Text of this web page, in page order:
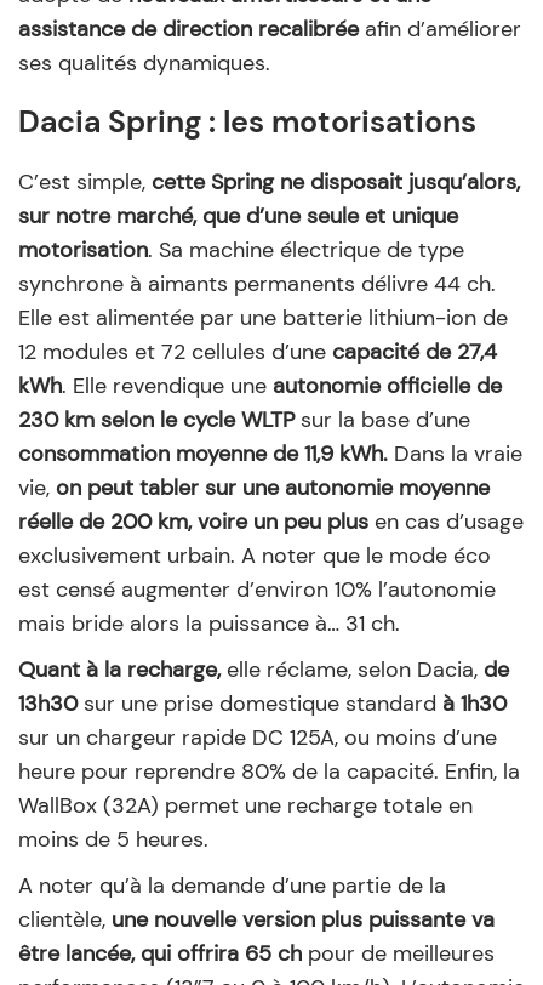
assistance de direction recalibréeafin d’améliorer
ses qualités dynamiques.
Dacia Spring : les motorisations
C’est simple, cette Spring ne disposait jusqu’alors,
sur notre marché, que d’une seule et unique
motorisation. Sa machine électrique de type
synchrone à aimants permanents délivre 44 ch.
Elle est alimentée par une batterie lithium-ion de
12 modules et 72 cellules d’une capacité de 27,4
kWh. Elle revendique une autonomie officielle de
230 km selon le cycle WLTPsur la base d’une
consommation moyenne de 11,9 kWh. Dans la vraie
vie, on peut tabler sur une autonomie moyenne
réelle de 200 km, voire un peu plus en cas d’usage
exclusivement urbain. A noter que le mode éco
est censé augmenter d’environ 10% l’autonomie
mais bride alors la puissance à… 31 ch.
Quant à la recharge,elle réclame, selon Dacia, de
13h30sur une prise domestique standard à 1h30
sur un chargeur rapide DC 125A, ou moins d’une
heure pour reprendre 80% de la capacité. Enfin, la
WallBox (32A) permet une recharge totale en
moins de 5 heures.
A noter qu’à la demande d’une partie de la
clientèle, une nouvelle version plus puissante va
être lancée, qui offrira 65 ch pour de meilleures